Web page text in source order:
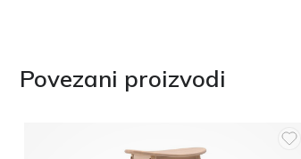
Povezani proizvodi